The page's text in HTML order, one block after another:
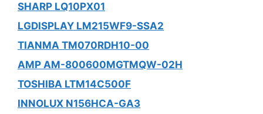
SHARP LQ10PX01
LGDISPLAY LM215WF9-SSA2
TIANMA TM070RDH10-00
AMP AM-800600MGTMQW-02H
TOSHIBA LTM14C500F
INNOLUX N156HCA-GA3